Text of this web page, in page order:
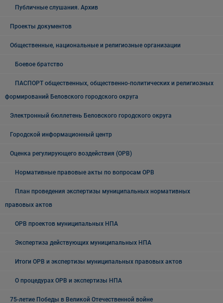
Публичные слушания. Архив
Проекты документов
Общественные, национальные и религиозные организации
Боевое братство
ПАСПОРТ общественных, общественно-политических и религиозных
формирований Беловского городского округа
Электронный бюллетень Беловского городского округа
Городской информационный центр
Оценка регулирующего воздействия (ОРВ)
Нормативные правовые акты по вопросам ОРВ
План проведения экспертизы муниципальных нормативных
правовых актов
ОРВ проектов муниципальных НПА
Экспертиза действующих муниципальных НПА
Итоги ОРВ и экспертизы муниципальных правовых актов
О процедурах ОРВ и экспертизы НПА
75-летие Победы в Великой Отечественной войне